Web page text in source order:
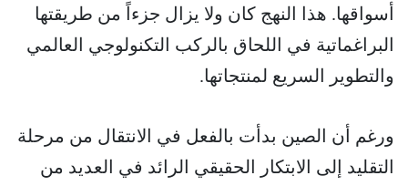
أسواقها. هذا النهج كان ولا يزال جزءاً من طريقتها
البراغماتية في اللحاق بالركب التكنولوجي العالمي
والتطوير السريع لمنتجاتها.
ورغم أن الصين بدأت بالفعل في الانتقال من مرحلة
التقليد إلى الابتكار الحقيقي الرائد في العديد من